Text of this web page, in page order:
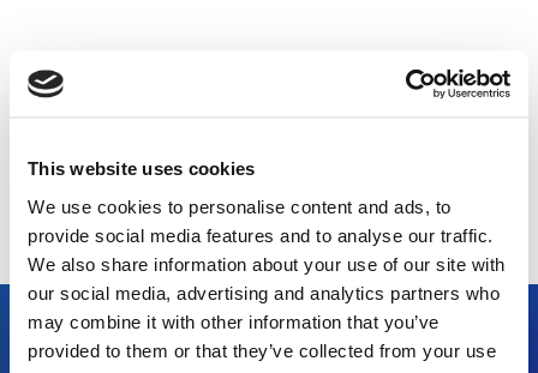
This website uses cookies
We use cookies to personalise content and ads, to
provide social media features and to analyse our traffic.
We also share information about your use of our site with
our social media, advertising and analytics partners who
may combine it with other information that you’ve
provided to them or that they’ve collected from your use
Accedi al tuo profilo